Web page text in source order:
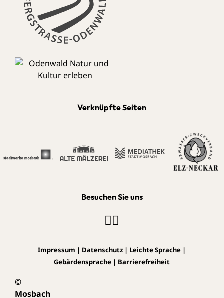
Verknüpfte Seiten
Besuchen Sie uns
©
Mosbach
Impressum | Datenschutz | Leichte Sprache |
Gebärdensprache | Barrierefreiheit